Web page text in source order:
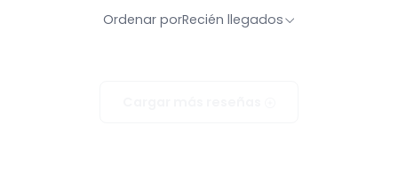
Ordenar porRecién llegados